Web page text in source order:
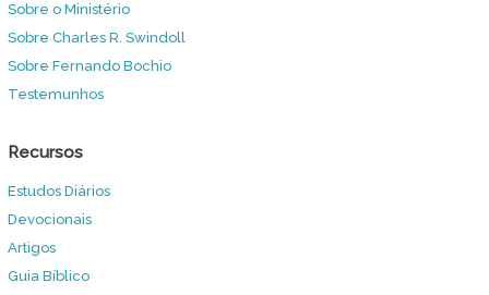
Sobre o Ministério
Sobre Charles R. Swindoll
Sobre Fernando Bochio
Testemunhos
Recursos
Estudos Diários
Devocionais
Artigos
Guia Bíblico